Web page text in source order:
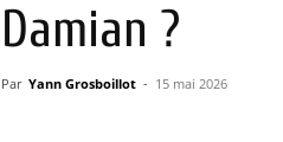
Damian ?
Par Yann Grosboillot - 15 mai 2026